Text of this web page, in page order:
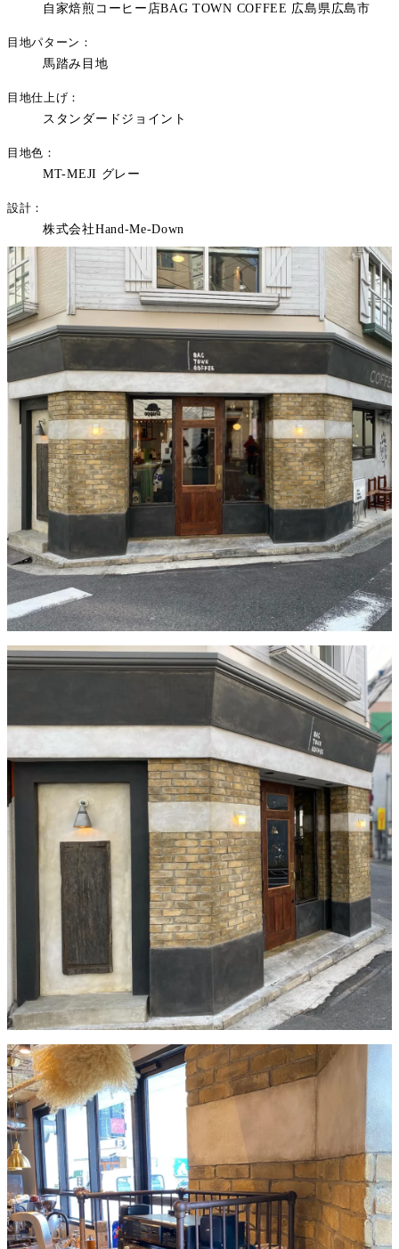
自家焙煎コーヒー店BAG TOWN COFFEE 広島県広島市
目地パターン
馬踏み目地
目地仕上げ
スタンダードジョイント
目地色
MT-MEJI グレー
設計
株式会社Hand-Me-Down